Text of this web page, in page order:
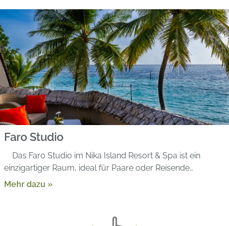
Faro Studio
Das Faro Studio im Nika Island Resort & Spa ist ein
einzigartiger Raum, ideal für Paare oder Reisende…
Mehr dazu »